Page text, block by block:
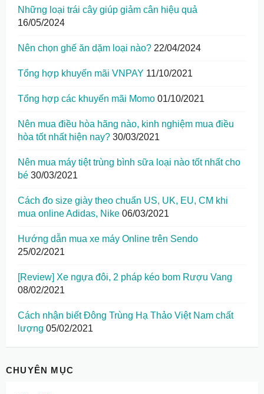
Những loại trái cây giúp giảm cân hiệu quả
16/05/2024
Nên chọn ghế ăn dặm loại nào? 22/04/2024
Tổng hợp khuyến mãi VNPAY 11/10/2021
Tổng hợp các khuyến mãi Momo 01/10/2021
Nên mua điều hòa hãng nào, kinh nghiệm mua điều
hòa tốt nhất hiện nay? 30/03/2021
Nên mua máy tiệt trùng bình sữa loại nào tốt nhất cho
bé 30/03/2021
Cách đo size giày theo chuẩn US, UK, EU, CM khi
mua online Adidas, Nike 06/03/2021
Hướng dẫn mua xe máy Online trên Sendo
25/02/2021
[Review] Xe ngựa đôi, 2 pháp kéo bom Rượu Vang
08/02/2021
Cách nhận biết Đông Trùng Hạ Thảo Việt Nam chất
lượng 05/02/2021
CHUYÊN MỤC